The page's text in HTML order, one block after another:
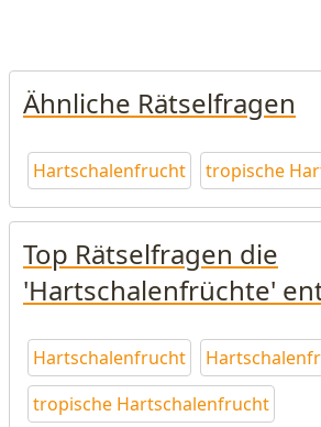
Ähnliche Rätselfragen
Hartschalenfrucht tropische
Top Rätselfragen die
'Hartschalenfrüchte'
Hartschalenfrucht
tropische Hartschalenfrucht